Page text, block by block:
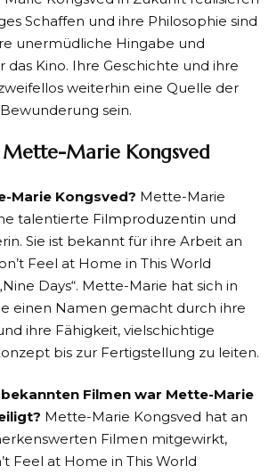
Schaffen und ihre Philosophie sind
unermüdliche Hingabe und
das Kino. Ihre Geschichte und ihre
weiterhin eine Quelle der
sein.
Mette-Marie Kongsved
Marie Kongsved? Mette-Marie
talentierte Filmproduzentin und
Sie ist bekannt für ihre Arbeit an
Feel at Home in This World
Days“. Mette-Marie hat sich in
einen Namen gemacht durch ihre
ihre Fähigkeit, vielschichtige
bis zur Fertigstellung zu leiten.
Filmen war Mette-Marie
Mette-Marie Kongsved hat an
Filmen mitgewirkt,
Feel at Home in This World